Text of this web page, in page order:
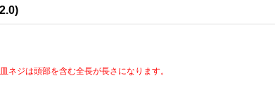
ネジは頭部を含む全長が長さになります。